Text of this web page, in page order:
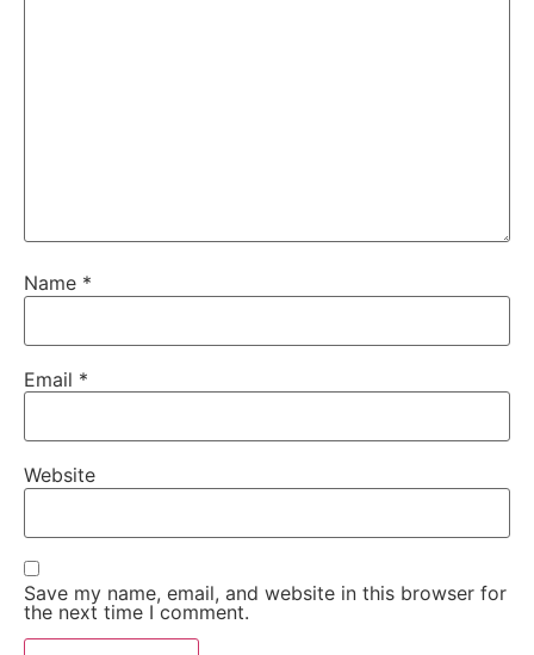
Name *
Email *
Website
Save my name, email, and website in this browser for
the next time I comment.